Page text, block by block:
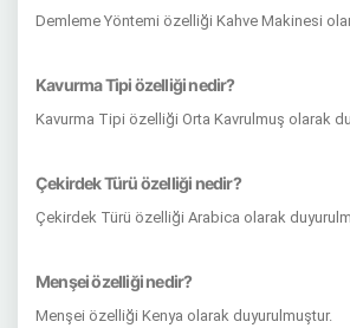
Demleme Yöntemi özelliği Kahve Makinesi
Kavurma Tipi özelliği nedir?
Kavurma Tipi özelliği Orta Kavrulmuş olarak
Çekirdek Türü özelliği nedir?
Çekirdek Türü özelliği Arabica olarak
Menşei özelliği nedir?
Menşei özelliği Kenya olarak duyurulmuştur.